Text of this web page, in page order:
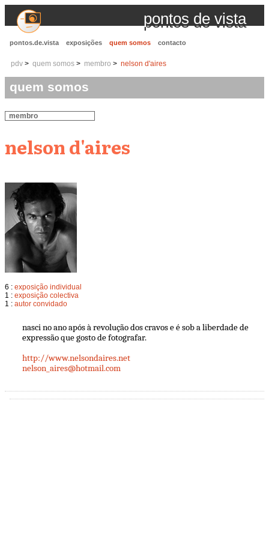
pontos de vista
pontos.de.vista exposições quem somos contacto
pdv quem somos membro nelson d'aires
quem somos
membro
nelson d'aires
6 : exposição individual
1 : exposição colectiva
1 : autor convidado
nasci no ano após à revolução dos cravos e é sob a liberdade de
expressão que gosto de fotografar.
http://www.nelsondaires.net
nelson_aires@hotmail.com